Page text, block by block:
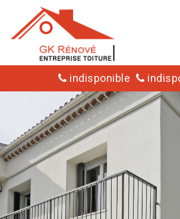
indisponible